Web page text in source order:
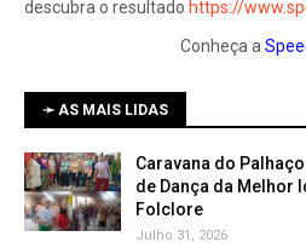
descubra o resultado https://
Conheça a
➛ AS MAIS LIDAS
Caravana do
de Dança da Melhor
Folclore
Julho 31, 2026